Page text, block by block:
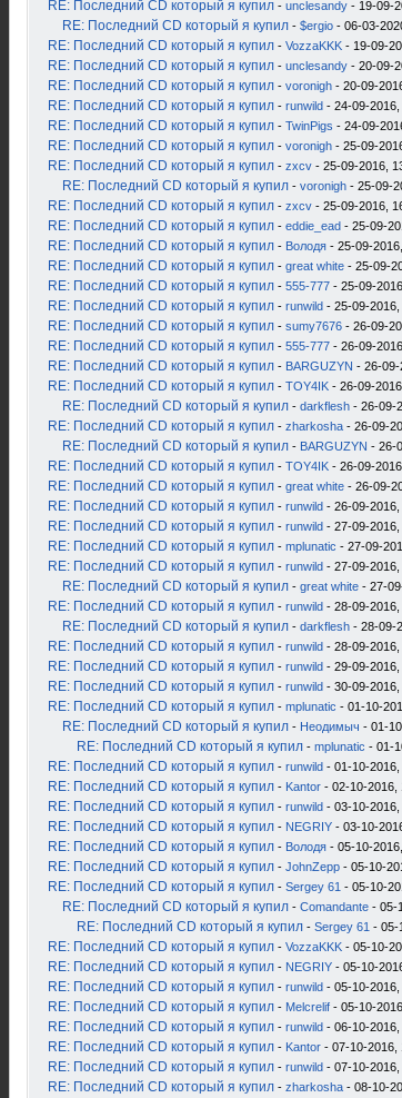
RE: Последний CD который я купил - unclesandy - 19-09-
RE: Последний CD который я купил - $ergio - 06-03-
RE: Последний CD который я купил - VozzaKKK - 19-09-
RE: Последний CD который я купил - unclesandy - 20-09-
RE: Последний CD который я купил - voronigh - 20-09-
RE: Последний CD который я купил - runwild - 24-09-2016,
RE: Последний CD который я купил - TwinPigs - 24-09-
RE: Последний CD который я купил - voronigh - 25-09-
RE: Последний CD который я купил - zxcv - 25-09-2016,
RE: Последний CD который я купил - voronigh - 25-09-
RE: Последний CD который я купил - zxcv - 25-09-2016,
RE: Последний CD который я купил - eddie_ead - 25-09-
RE: Последний CD который я купил - Володя - 25-09-
RE: Последний CD который я купил - great white - 25-09-
RE: Последний CD который я купил - 555-777 - 25-09-
RE: Последний CD который я купил - runwild - 25-09-2016,
RE: Последний CD который я купил - sumy7676 - 26-09-
RE: Последний CD который я купил - 555-777 - 26-09-
RE: Последний CD который я купил - BARGUZYN - 26-09-
RE: Последний CD который я купил - TOY4IK - 26-09-
RE: Последний CD который я купил - darkflesh - 26-09-
RE: Последний CD который я купил - zharkosha - 26-09-
RE: Последний CD который я купил - BARGUZYN - 26-
RE: Последний CD который я купил - TOY4IK - 26-09-
RE: Последний CD который я купил - great white - 26-09-
RE: Последний CD который я купил - runwild - 26-09-2016,
RE: Последний CD который я купил - runwild - 27-09-2016,
RE: Последний CD который я купил - mplunatic - 27-09-
RE: Последний CD который я купил - runwild - 27-09-2016,
RE: Последний CD который я купил - great white - 27-
RE: Последний CD который я купил - runwild - 28-09-2016,
RE: Последний CD который я купил - darkflesh - 28-09-
RE: Последний CD который я купил - runwild - 28-09-2016,
RE: Последний CD который я купил - runwild - 29-09-2016,
RE: Последний CD который я купил - runwild - 30-09-2016,
RE: Последний CD который я купил - mplunatic - 01-10-
RE: Последний CD который я купил - Неодимыч - 01-
RE: Последний CD который я купил - mplunatic - 01-
RE: Последний CD который я купил - runwild - 01-10-2016,
RE: Последний CD который я купил - Kantor - 02-10-2016,
RE: Последний CD который я купил - runwild - 03-10-2016,
RE: Последний CD который я купил - NEGRIY - 03-10-
RE: Последний CD который я купил - Володя - 05-10-
RE: Последний CD который я купил - JohnZepp - 05-10-
RE: Последний CD который я купил - Sergey 61 - 05-10-
RE: Последний CD который я купил - Comandante - 05-
RE: Последний CD который я купил - Sergey 61 - 05-
RE: Последний CD который я купил - VozzaKKK - 05-10-
RE: Последний CD который я купил - NEGRIY - 05-10-
RE: Последний CD который я купил - runwild - 05-10-2016,
RE: Последний CD который я купил - Melcrelif - 05-10-
RE: Последний CD который я купил - runwild - 06-10-2016,
RE: Последний CD который я купил - Kantor - 07-10-2016,
RE: Последний CD который я купил - runwild - 07-10-2016,
RE: Последний CD который я купил - zharkosha - 08-10-